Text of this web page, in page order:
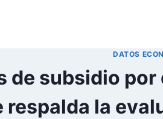
DATOS
de subsidio por
respalda la